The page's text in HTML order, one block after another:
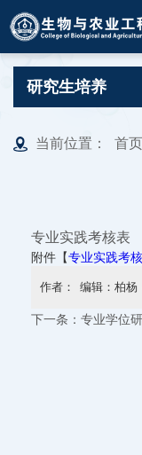
研究生培养
当前位置： 首页
专业实践考核表
附件【专业实践考
作者： 编辑：柏杨
下一条： 专业学位